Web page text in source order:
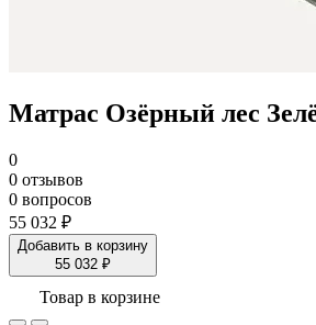
Матрас Озёрный лес
0
0 отзывов
0 вопросов
55 032 ₽
Добавить в корзину
55 032 ₽
Товар в корзине